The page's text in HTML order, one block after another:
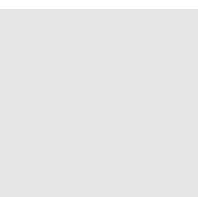
2026-08-05 08:41:43